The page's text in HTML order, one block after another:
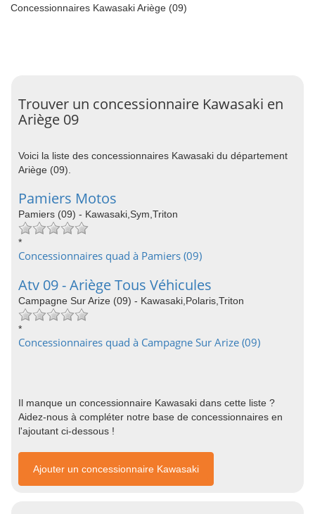
Concessionnaires Kawasaki Ariège (09)
Trouver un concessionnaire Kawasaki en
Ariège 09
Voici la liste des concessionnaires Kawasaki du département
Ariège (09).
Pamiers Motos
Pamiers (09) - Kawasaki,Sym,Triton
*
Concessionnaires quad à Pamiers (09)
Atv 09 - Ariège Tous Véhicules
Campagne Sur Arize (09) - Kawasaki,Polaris,Triton
*
Concessionnaires quad à Campagne Sur Arize (09)
Il manque un concessionnaire Kawasaki dans cette liste ?
Aidez-nous à compléter notre base de concessionnaires en
l'ajoutant ci-dessous !
Ajouter un concessionnaire Kawasaki